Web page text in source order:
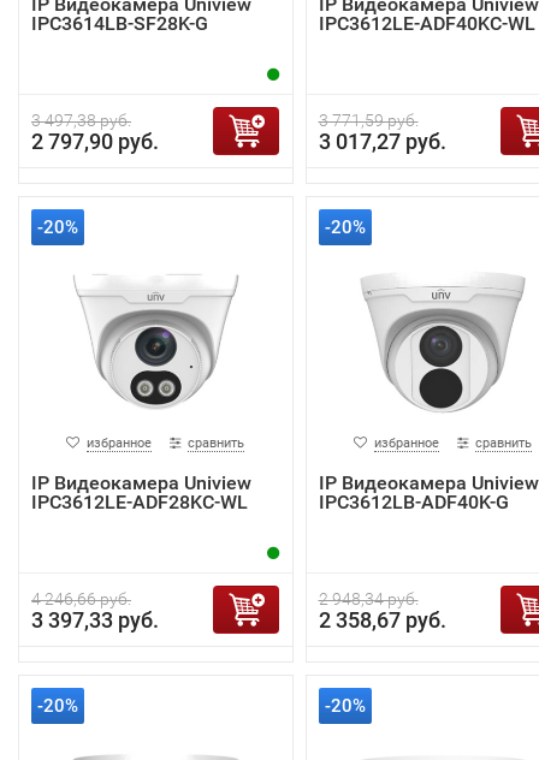
IPC3614LB-SF28K-G
3 497,38 руб.
2 797,90 руб.
IPC3612LE-ADF40KC-WL
3 771,59 руб.
3 017,27 руб.
-20%
избранное сравнить
IP Видеокамера Uniview
IPC3612LE-ADF28KC-WL
4 246,66 руб.
3 397,33 руб.
-20%
избранное сравнить
IP Видеокамера Uniview
IPC3612LB-ADF40K-G
2 948,34 руб.
2 358,67 руб.
-20% -20%